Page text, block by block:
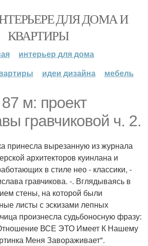
ДЛЯ ДОМА И
КВАРТИРЫ
интерьер для дома
идеи дизайна мебель
м: проект
гравчиковой ч. 2.
принесла вырезанную из журнала
архитекторов куинлана и
в стиле нео - классики, -
гравчикова. -. Вглядываясь в
стены, на которой были
листы с эскизами лепных
произнесла судьбоносную фразу:
ВСЕ ЭТО Имеет К Нашему
Меня Завораживает".